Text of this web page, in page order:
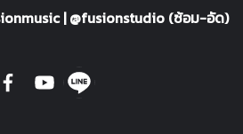
|@fusionstudio (ซ้อม-อัด)